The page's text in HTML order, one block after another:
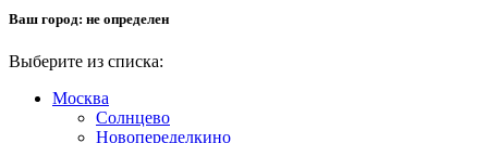
Ваш город: не определен
Выберите из списка:
Москва
Солнцево
Новопеределкино